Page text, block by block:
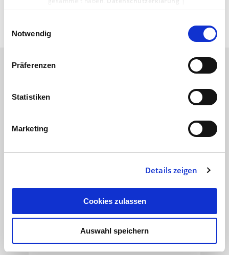
Impressum
Notwendig
Präferenzen
Statistiken
Marketing
Details zeigen
Cookies zulassen
Auswahl speichern
interessieren
Die Deutschen und der